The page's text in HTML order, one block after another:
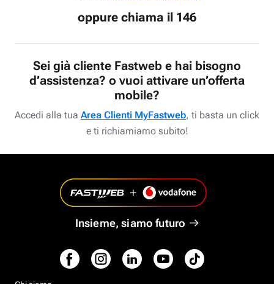
oppure chiama il 146
Sei già cliente Fastweb e hai bisogno
d’assistenza? o vuoi attivare un’offerta
mobile?
Accedi alla tua Area Clienti MyFastweb, ti basta un click
e ti richiamiamo subito!
Insieme, siamo futuro